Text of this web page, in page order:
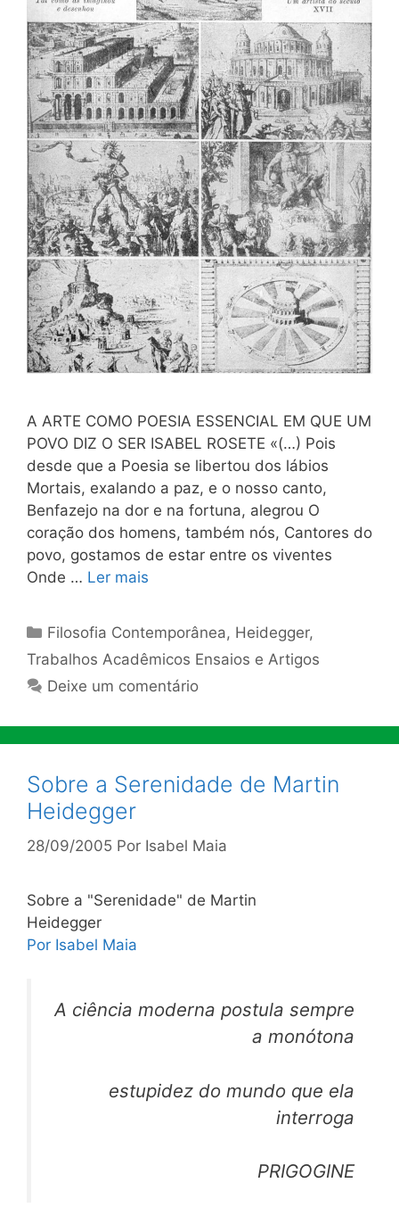
A ARTE COMO POESIA ESSENCIAL EM QUE UM
POVO DIZ O SER ISABEL ROSETE «(…) Pois
desde que a Poesia se libertou dos lábios
Mortais, exalando a paz, e o nosso canto,
Benfazejo na dor e na fortuna, alegrou O
coração dos homens, também nós, Cantores do
povo, gostamos de estar entre os viventes
Onde … Ler mais
Categorias
Filosofia Contemporânea, Heidegger,
Trabalhos Acadêmicos Ensaios e Artigos
Deixe um comentário
Sobre a Serenidade de Martin
Heidegger
28/09/2005 Por Isabel Maia
Sobre a "Serenidade" de Martin
Heidegger
Por Isabel Maia
A ciência moderna postula sempre
a monótona
estupidez do mundo que ela
interroga
PRIGOGINE